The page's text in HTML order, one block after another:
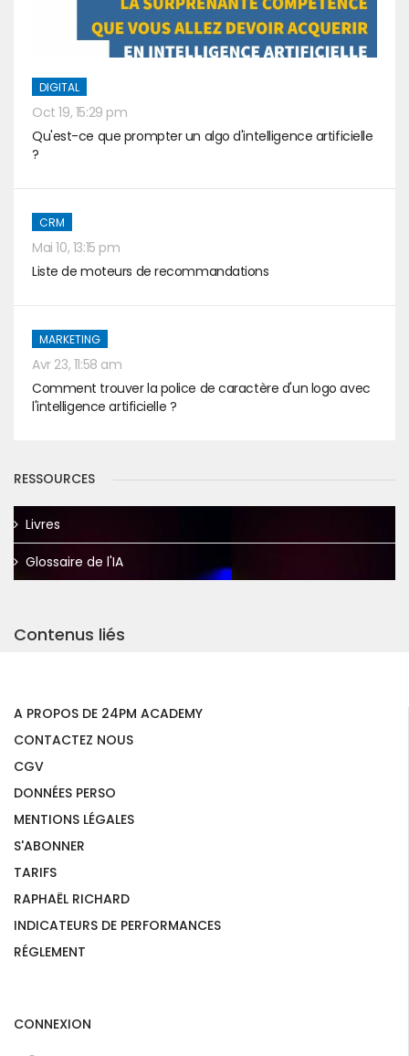
DIGITAL
Oct 19, 15:29 pm
Qu'est-ce que prompter un algo d'intelligence artificielle
?
CRM
Mai 10, 13:15 pm
Liste de moteurs de recommandations
MARKETING
Avr 23, 11:58 am
Comment trouver la police de caractère d'un logo avec
l'intelligence artificielle ?
RESSOURCES
Livres
Glossaire de l'IA
Contenus liés
A PROPOS DE 24PM ACADEMY
CONTACTEZ NOUS
CGV
DONNÉES PERSO
MENTIONS LÉGALES
S'ABONNER
TARIFS
RAPHAËL RICHARD
INDICATEURS DE PERFORMANCES
RÉGLEMENT
CONNEXION